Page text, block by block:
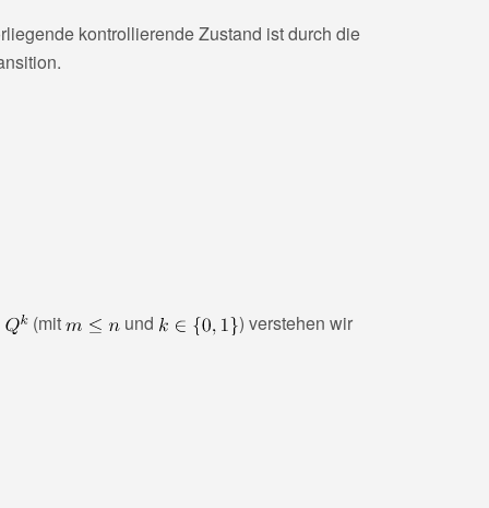
kontrollierende Zustand ist durch die
(mit und ) verstehen wir